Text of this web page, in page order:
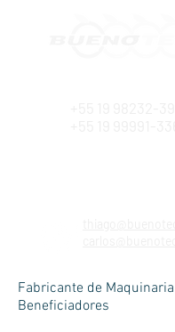
Fabricante de Maquinaria
Beneficiadores